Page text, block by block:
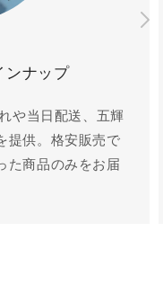
ンナップ
や当日配送、五輝
提供。格安販売で
た商品のみをお届